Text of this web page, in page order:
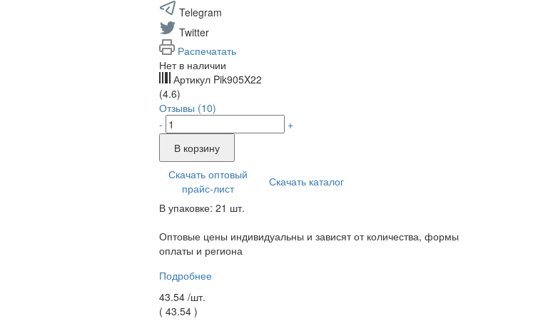
Telegram
Twitter
Распечатать
Нет в наличии
Артикул Pik905X22
(4.6)
Отзывы (10)
-
+
В корзину
Скачать оптовый
прайс-лист
Скачать каталог
В упаковке: 21 шт.
Оптовые цены индивидуальны и зависят от количества, формы
оплаты и региона
Подробнее
43.54 /шт.
( 43.54 )